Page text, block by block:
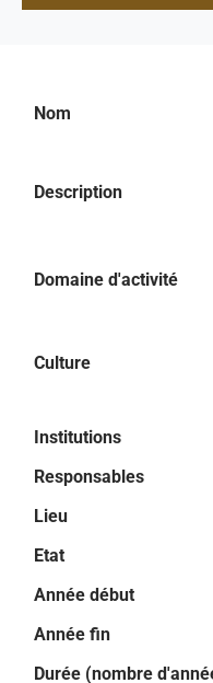
Nom
Description
Domaine d'activité
Culture
Institutions
Responsables
Lieu
Etat
Année début
Année fin
Durée (nombre